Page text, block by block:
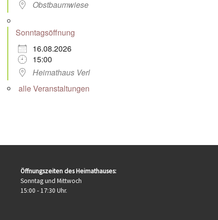
Obstbaumwiese
Sonntagsöffnung
16.08.2026
15:00
Heimathaus Verl
alle Veranstaltungen
Öffnungszeiten des Heimathauses:
Sonntag und Mittwoch
15:00 - 17:30 Uhr.